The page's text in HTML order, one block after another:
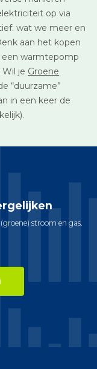
op via
wat we meer en
aan het kopen
een warmtepomp
je Groene
“duurzame”
in een keer de
stroom en gas.